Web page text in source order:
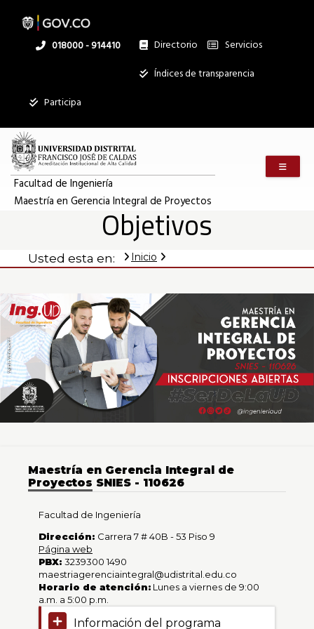
Objetivos
Maestría
en
Gerencia
Integral
de
Proyectos
contenido
Linea
018000 - 914410 Directorio
Institucional
Servicios
Índices de transparencia
Participa
Facultad de Ingeniería
Maestría en Gerencia Integral de Proyectos
Objetivos
Usted esta en: Inicio
registros
Buscar:
Servicios
Ningún dato
Mostrando
0
al
de
un
total
de
0
registros
Anterior
Siguiente
Maestría en Gerencia Integral de
Proyectos SNIES - 110626
Facultad de Ingeniería
Dirección: Carrera 7 # 40B - 53 Piso 9
Página web
PBX: 3239300 1490
maestriagerenciaintegral@udistrital.edu.co
Horario de atención: Lunes a viernes de 9:00
a.m. a 5:00 p.m.
Información del programa